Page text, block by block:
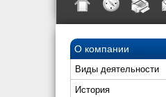
О компании
Виды деятельности
История